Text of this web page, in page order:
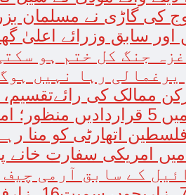
کی گاڑی نے مسلمان
سابق وزرائے اعلیٰ
جنگ کل ختم ہو
رہا نہیں
ممالک کی رائےتقسیم،
حاضر
اتھارٹی کو منا رہے
امریکی سفارت خانے
کے سابق آرمی چیف